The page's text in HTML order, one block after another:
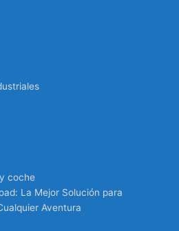
coche
La Mejor Solución para
Aventura